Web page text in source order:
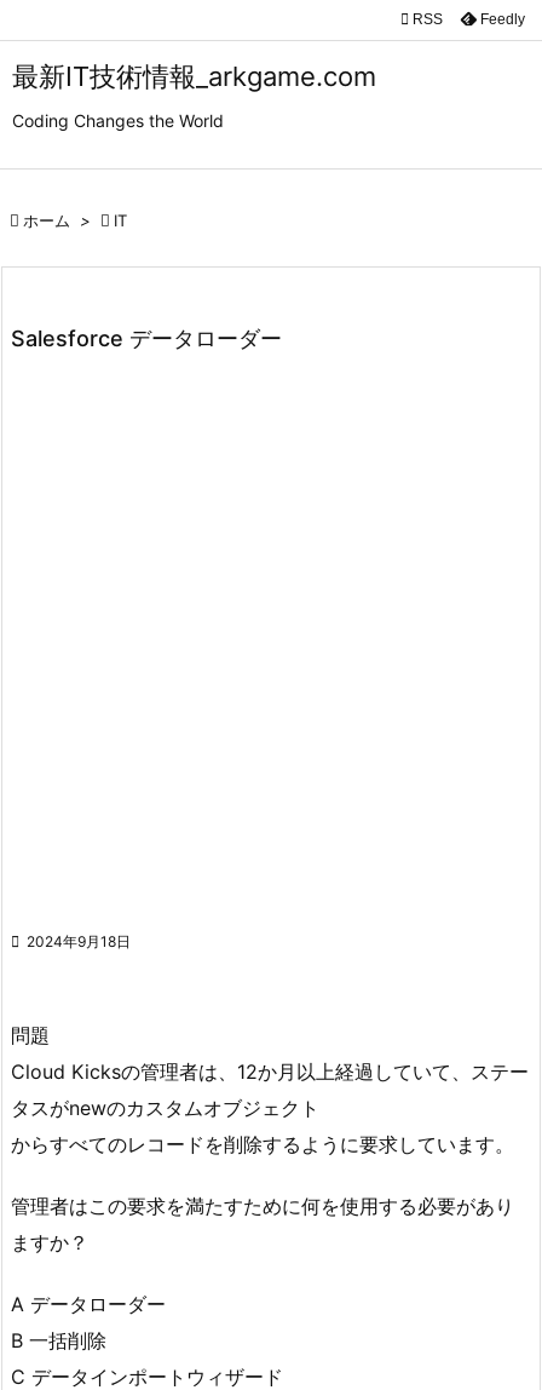
最新IT技術情報_arkgame.com
Coding Changes the World


 RSS Feedly
 ホーム >  IT
Salesforce データローダー
 2024年9月18日
問題
Cloud Kicksの管理者は、12か月以上経過していて、ステー
タスがnewのカスタムオブジェクト
からすべてのレコードを削除するように要求しています。
管理者はこの要求を満たすために何を使用する必要があり
ますか？
A データローダー
B 一括削除
C データインポートウィザード